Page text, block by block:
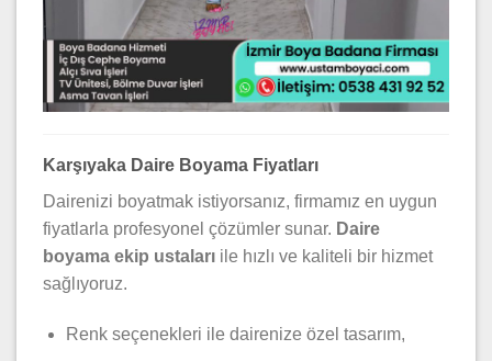
Karşıyaka Daire Boyama Fiyatları
Dairenizi boyatmak istiyorsanız, firmamız en uygun
fiyatlarla profesyonel çözümler sunar. Daire
boyama ekip ustaları ile hızlı ve kaliteli bir hizmet
sağlıyoruz.
Renk seçenekleri ile dairenize özel tasarım,